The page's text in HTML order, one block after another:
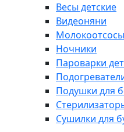
Весы детские
Видеоняни
Молокоотсосы
Ночники
Пароварки
Подушки для
Сушилки для